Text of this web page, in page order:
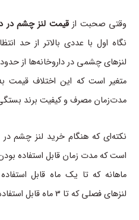
وقتی صحبت ازقیمت لنز چشم در
نگاه اول با عددی بالاتر از حد
لنزهای چشمی در داروخانه‌ها از حدود
متغیر است که این اختلاف قیمت
مدت‌زمان مصرف و کیفیت برند
نکته‌ای که هنگام خرید لنز چشم در
است که مدت زمان قابل استفاده
ماهانه که تا یک ماه قابل
لنزهای فصلی که تا 3 ماه قابل استفاده هستند، دارند.